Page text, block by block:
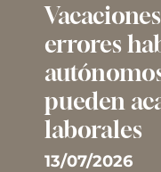
errores
pueden
laborales
13/07/2026